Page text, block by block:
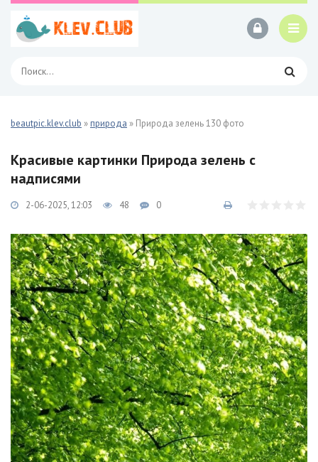
beautpic.klev.club »природа » Природа зелень 130 фото
Красивые картинки Природа зелень с
надписями
2-06-2025, 12:03 48 0